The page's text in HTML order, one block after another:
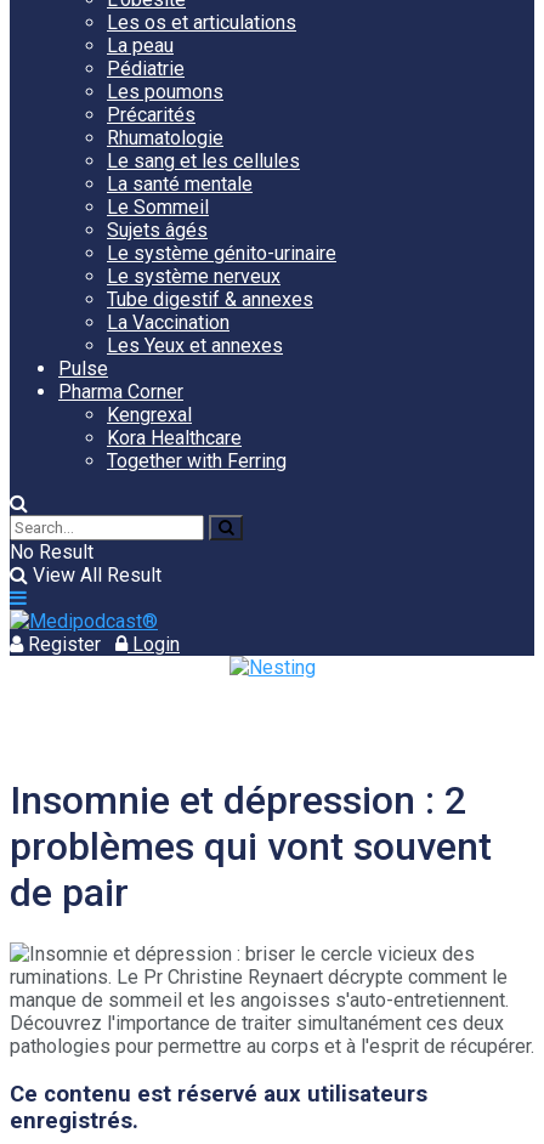
Les os et articulations
La peau
Pédiatrie
Les poumons
Précarités
Rhumatologie
Le sang et les cellules
La santé mentale
Le Sommeil
Sujets âgés
Le système génito-urinaire
Le système nerveux
Tube digestif & annexes
La Vaccination
Les Yeux et annexes
Pulse
Pharma Corner
Kengrexal
Kora Healthcare
Together with Ferring
No Result
View All Result
Register Login
Insomnie et dépression : 2
problèmes qui vont souvent
de pair
Ce contenu est réservé aux utilisateurs
enregistrés.